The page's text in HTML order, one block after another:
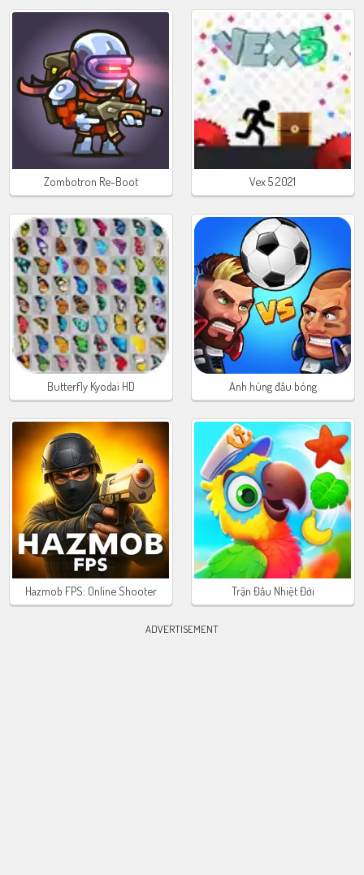
Zombotron Re-Boot Vex 5 2021
Butterfly Kyodai HD Anh hùng đầu bóng
Hazmob FPS: Online Shooter Trận Đấu Nhiệt Đới
ADVERTISEMENT